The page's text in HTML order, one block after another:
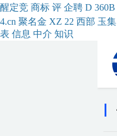
醒定竞 商标 评 企聘 D 360B
4.cn 聚名金 XZ 22 西部 玉集
表 信息 中介 知识